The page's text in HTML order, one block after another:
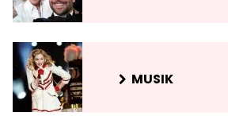
MUSIK